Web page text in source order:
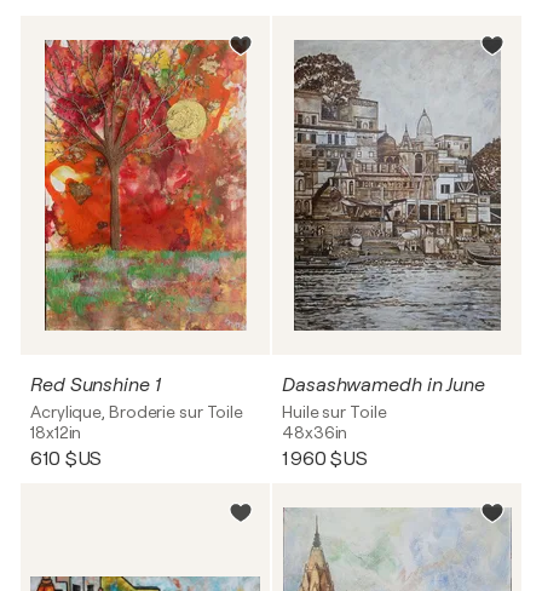
Red Sunshine 1
Acrylique, Broderie sur Toile
18x12in
610 $US
Dasashwamedh in June
Huile sur Toile
48x36in
1 960 $US